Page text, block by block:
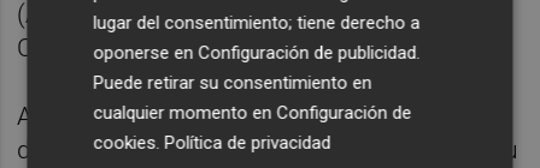
(Alfaguara 2022), y su última novela El
Caballo dorado (Alfaguara 2024).
Además, atesora el Premio Iberoamericano
de Letras José Donoso por el conjunto de su
lugar del consentimiento; tiene derecho a
oponerse enConfiguración de publicidad.
Puede retirar su consentimiento en
cualquier momento enConfiguración de
cookies.Política de privacidad